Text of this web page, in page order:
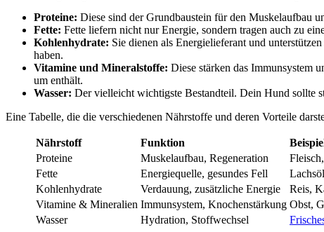
Pro­te­ine: Die­se sind der Grund­bau­stein für den Mus­kel­auf­bau
Fet­te: Fet­te lie­fern nicht nur Ener­gie, son­dern tra­gen auch zu
Koh­len­hy­dra­te: Sie die­nen als Ener­gie­lie­fe­rant und
haben.
Vit­ami­ne und Mine­ral­stof­fe: Die­se stär­ken das Immun­sys­tem
um ent­hält.
Was­ser: Der viel­leicht wich­tigs­te Bestand­teil. Dein Hund soll­te
Eine Tabel­le, die die ver­schie­de­nen Nähr­stof­fe und deren Vor­tei­le
Nähr­stoff Funk­ti­on
Pro­te­ine
Mus­kel­auf­bau, Rege­ne­ra­ti­on
Fet­te
Ener­gie­quel­le, gesun­des Fell
Koh­len­hy­dra­te
Ver­dau­ung, zusätz­li­che Ener­gie
Reis,
Vit­ami­ne & Mine­ra­li­en Immun­sys­tem, Kno­chen­stär­kung Obst,
Was­ser
Hydra­ti­on, Stoff­wech­sel